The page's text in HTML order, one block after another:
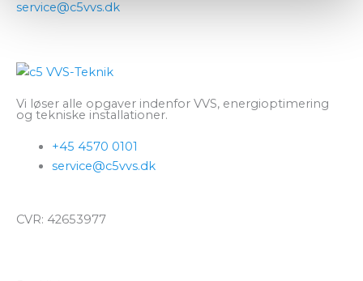
service@c5vvs.dk
Vi løser alle opgaver indenfor VVS, energioptimering
og tekniske installationer.
+45 4570 0101
service@c5vvs.dk
CVR: 42653977